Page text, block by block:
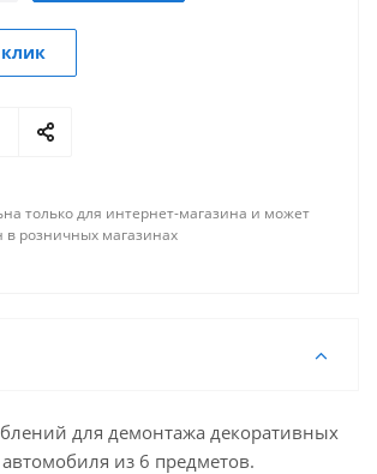
только для интернет-магазина и может
в розничных магазинах
для демонтажа декоративных
из 6 предметов.